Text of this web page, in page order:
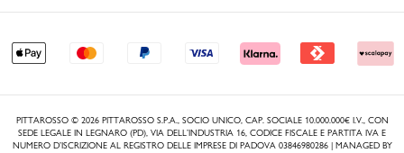
PITTAROSSO © 2026 PITTAROSSO S.P.A., SOCIO UNICO, CAP. SOCIALE 10.000.000€ I.V., CON
SEDE LEGALE IN LEGNARO (PD), VIA DELL’INDUSTRIA 16, CODICE FISCALE E PARTITA IVA E
NUMERO D’ISCRIZIONE AL REGISTRO DELLE IMPRESE DI PADOVA 03846980286 | MANAGED BY